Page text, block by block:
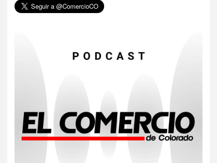
6
precio
8 • ESTADOS UNIDOS HOGAR Y SALUD